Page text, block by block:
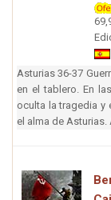
Asturias 36-37
en el tablero. En
oculta la tragedia y
el alma de Asturias.